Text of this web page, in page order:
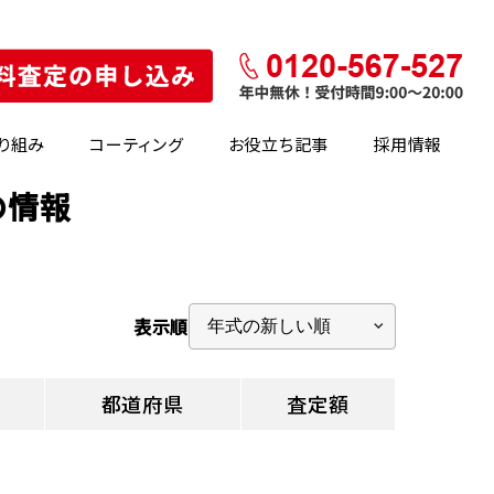
組み コーティング お役立ち記事 採用情報
情報
表示順
都道府県 査定額